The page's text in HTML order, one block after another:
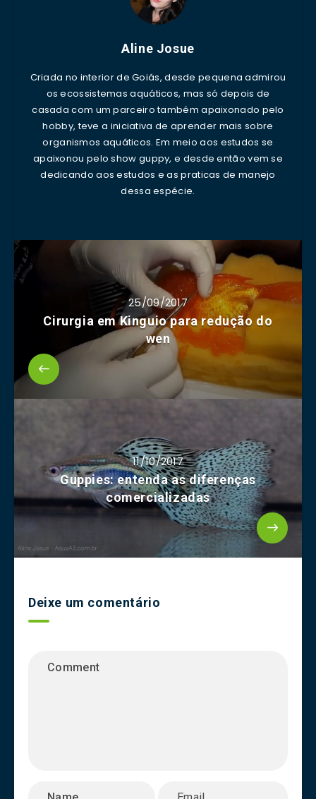
Aline Josue
Criada no interior de Goiás, desde pequena admirou
os ecossistemas aquáticos, mas só depois de
casada com um parceiro também apaixonado pelo
hobby, teve a iniciativa de aprender mais sobre
organismos aquáticos. Em meio aos estudos se
apaixonou pelo show guppy, e desde então vem se
dedicando aos estudos e as praticas de manejo
dessa espécie.
25/09/2017
Cirurgia em Kinguio para redução do
wen
11/10/2017
Guppies: entenda as diferenças
comercializadas
Deixe um comentário